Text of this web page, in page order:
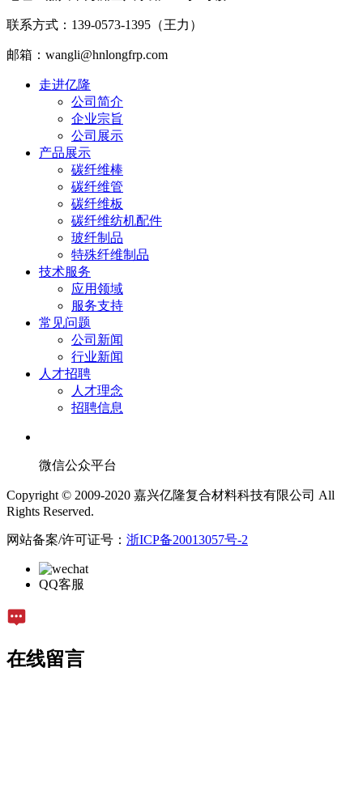
联系方式：139-0573-1395（王力）
邮箱：wangli@hnlongfrp.com
走进亿隆
公司简介
企业宗旨
公司展示
产品展示
碳纤维棒
碳纤维管
碳纤维板
碳纤维纺机配件
玻纤制品
特殊纤维制品
技术服务
应用领域
服务支持
常见问题
公司新闻
行业新闻
人才招聘
人才理念
招聘信息
微信公众平台
Copyright © 2009-2020 嘉兴亿隆复合材料科技有限公司 All
Rights Reserved.
网站备案/许可证号： 浙ICP备20013057号-2
QQ客服
在线留言